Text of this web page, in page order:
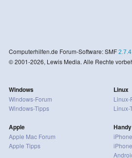
Computerhilfen.de Forum-Software: SMF 2.7.4
© 2001-2026, Lewis Media. Alle Rechte
Windows
Windows-Forum
Windows-Tipps
Apple
Apple Mac Forum
Apple Tipps
Linux
Linux-
Linux-